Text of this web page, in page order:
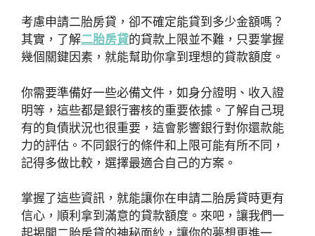
考慮申請二胎房貸，卻不確定能貸到多少金額嗎？
其實，了解二胎房貸的貸款上限並不難，只要掌握
幾個關鍵因素，就能幫助你拿到理想的貸款額度。
你需要準備好一些必備文件，如身分證明、收入證
明等，這些都是銀行審核的重要依據。了解自己現
有的負債狀況也很重要，這會影響銀行對你還款能
力的評估。不同銀行的條件和上限可能有所不同，
記得多做比較，選擇最適合自己的方案。
掌握了這些資訊，就能讓你在申請二胎房貸時更有
信心，順利拿到滿意的貸款額度。來吧，讓我們一
起揭開二胎房貸的神秘面紗，讓你的夢想更進一